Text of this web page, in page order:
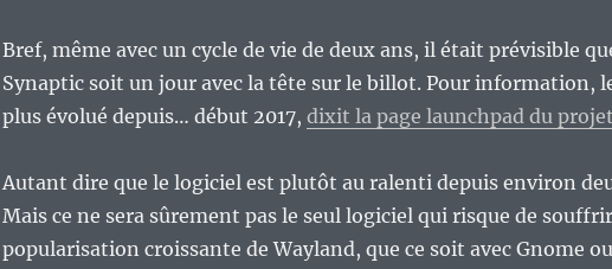
Bref, même avec un cycle de vie de deux ans, il était prévisible
Synaptic soit un jour avec la tête sur le billot. Pour information,
plus évolué depuis… début 2017, dixit la page launchpad du projet
Autant dire que le logiciel est plutôt au ralenti depuis environ
Mais ce ne sera sûrement pas le seul logiciel qui risque de
popularisation croissante de Wayland, que ce soit avec Gnome